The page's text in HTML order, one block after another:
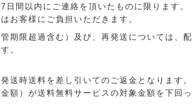
間以内にご連絡を頂いたものに限ります。
お客様にご負担いただきます。
期限超過含む）及び、再発送については、配
。
送時送料を差し引いてのご返金となります。
額）が送料無料サービスの対象金額を下回っ